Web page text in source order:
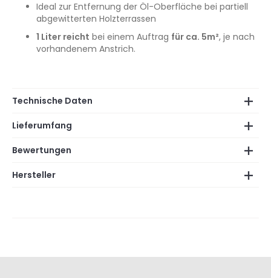
Ideal zur Entfernung der Öl-Oberfläche bei partiell
abgewitterten Holzterrassen
1 Liter reicht bei einem Auftrag für ca. 5m², je nach
vorhandenem Anstrich.
Technische Daten
Lieferumfang
Bewertungen
Hersteller